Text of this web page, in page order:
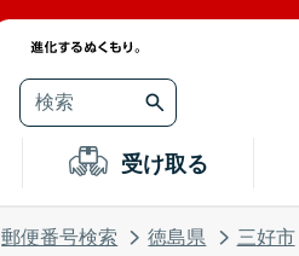
受け取る
郵便番号検索 徳島県 三好市